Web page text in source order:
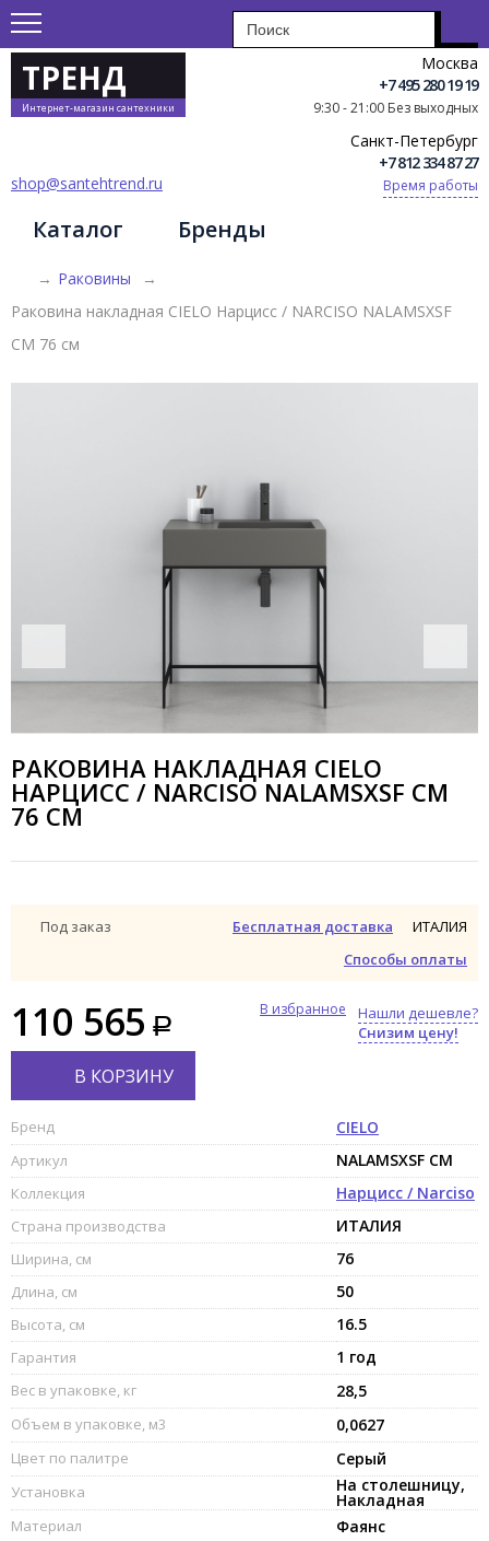
ТРЕНД
Интернет-магазин сантехники
Москва
+7 495 280 19 19
9:30 - 21:00 Без выходных
Санкт-Петербург
+7 812 334 87 27
Время работы
shop@santehtrend.ru
Каталог Бренды
→ Раковины
→
Раковина накладная CIELO Нарцисс / NARCISO NALAMSXSF
CM 76 см
РАКОВИНА НАКЛАДНАЯ CIELO
НАРЦИСС / NARCISO NALAMSXSF CM
76 СМ
Под заказ
Бесплатная доставка
Способы оплаты
ИТАЛИЯ
110 565
Нашли дешевле?
Снизим цену!
В избранное
В КОРЗИНУ
Бренд CIELO
Артикул NALAMSXSF CM
Коллекция Нарцисс / Narciso
Страна производства ИТАЛИЯ
Ширина, см 76
Длина, см 50
Высота, см 16.5
Гарантия 1 год
Вес в упаковке, кг 28,5
Объем в упаковке, м3 0,0627
Цвет по палитре Серый
Установка На столешницу,
Накладная
Материал Фаянс